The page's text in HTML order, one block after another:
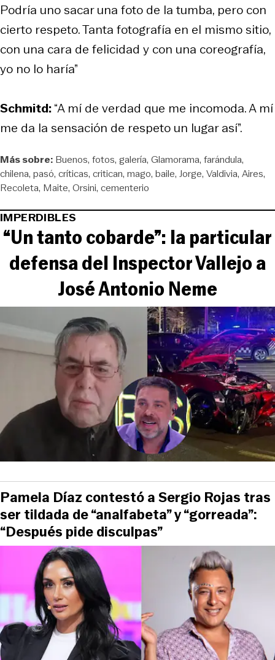
Podría uno sacar una foto de la tumba, pero con
cierto respeto. Tanta fotografía en el mismo sitio,
con una cara de felicidad y con una coreografía,
yo no lo haría”
Schmitd:“A mí de verdad que me incomoda. A mí
me da la sensación de respeto un lugar así”.
Más sobre: Buenos fotos galería Glamorama farándula
chilena pasó críticas critican mago baile Jorge Valdivia Aires
Recoleta Maite Orsini cementerio
IMPERDIBLES
“Un tanto cobarde”: la particular
defensa del Inspector Vallejo a
José Antonio Neme
Pamela Díaz contestó a Sergio Rojas tras
ser tildada de “analfabeta” y “gorreada”:
“Después pide disculpas”